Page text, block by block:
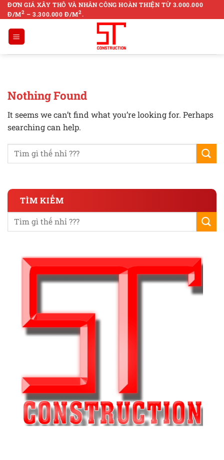
Skip
to
content
ĐƠN GIÁ XÂY THÔ VÀ NHÂN CÔNG HOÀN THIỆN TỪ 3.000.000
Đ/M2 – 3.300.000 Đ/M2.
Nothing Found
It seems we can’t find what you’re looking for. Perhaps
searching can help.
TÌM KIẾM